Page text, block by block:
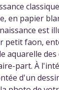
en papier
est
petit faon,
aquarelle
part. À
d'un